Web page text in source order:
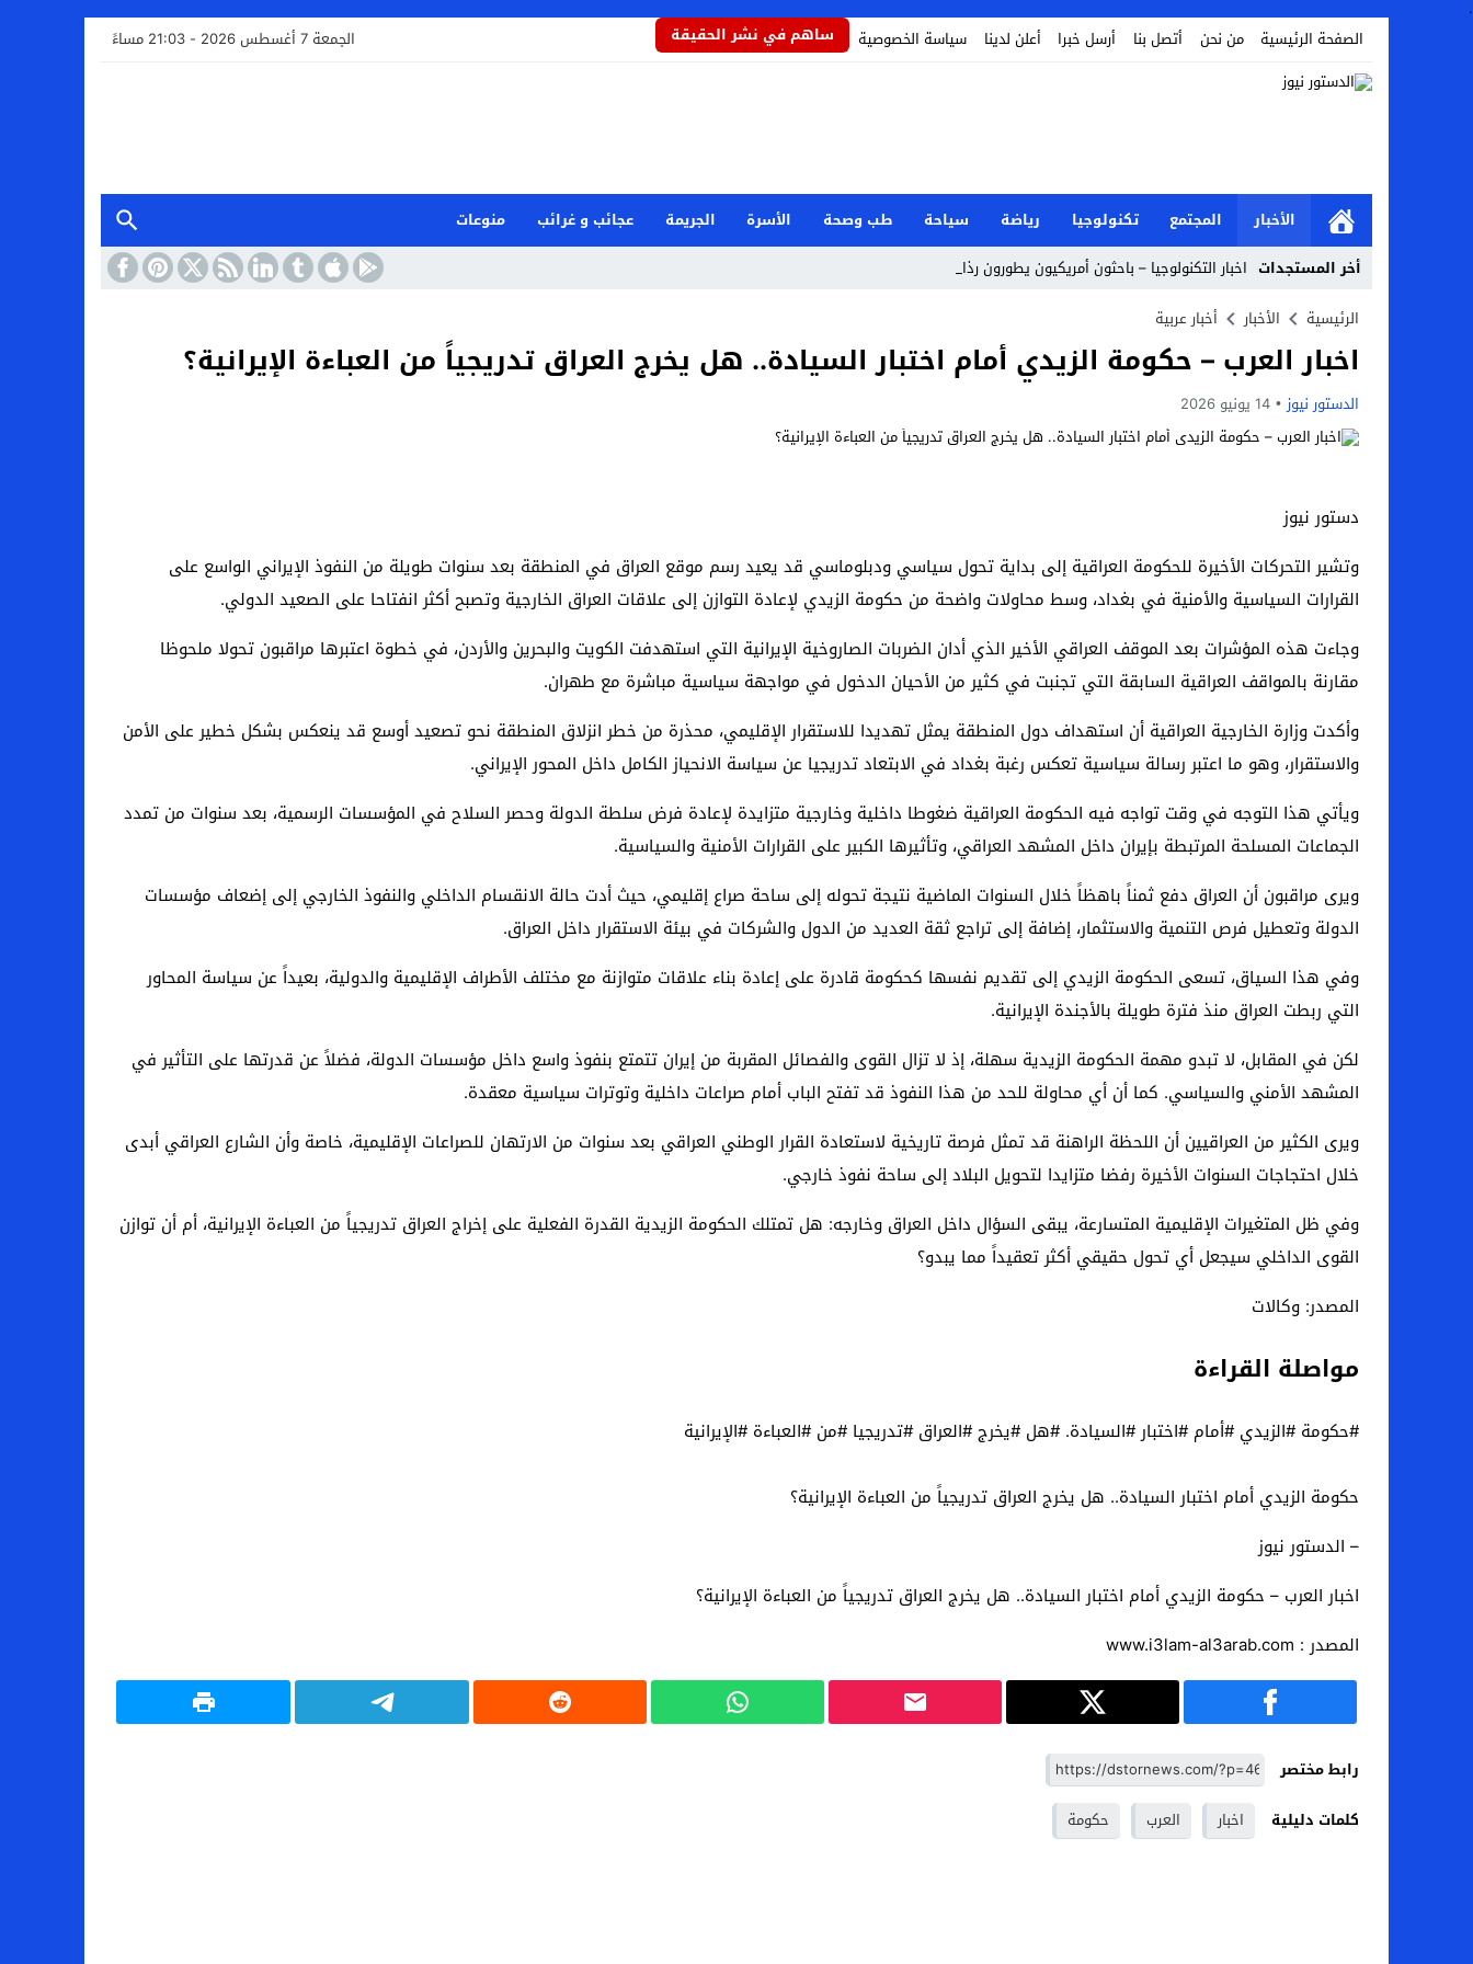
.
الصفحة الرئيسية
من نحن أتصل بنا أرسل خبرا أعلن لدينا سياسة الخصوصية ساهم في نشر الحقيقة الجمعة 7 أغسطس 2026 - 21:03 مساءً
الأخبار المجتمع تكنولوجيا رياضة سياحة طب وصحة الأسرة الجريمة عجائب و غرائب
منوعات
أخر المستجدات اخبار التكنولوجيا – باحثون أمريكيون يطورون رذاذاً يح_
Stop
Previous
Next
الرئيسية الأخبار أخبار عربية
اخبار العرب – حكومة الزيدي أمام اختبار السيادة.. هل يخرج العراق تدريجياً من العباءة الإيرانية؟
الدستور نيوز 14 يونيو 2026
دستور نيوز
وتشير التحركات الأخيرة للحكومة العراقية إلى بداية تحول سياسي ودبلوماسي قد يعيد رسم موقع العراق في المنطقة بعد سنوات طويلة من النفوذ الإيراني الواسع على
القرارات السياسية والأمنية في بغداد، وسط محاولات واضحة من حكومة الزيدي لإعادة التوازن إلى علاقات العراق الخارجية وتصبح أكثر انفتاحا على الصعيد الدولي.
وجاءت هذه المؤشرات بعد الموقف العراقي الأخير الذي أدان الضربات الصاروخية الإيرانية التي استهدفت الكويت والبحرين والأردن، في خطوة اعتبرها مراقبون تحولا ملحوظا
مقارنة بالمواقف العراقية السابقة التي تجنبت في كثير من الأحيان الدخول في مواجهة سياسية مباشرة مع طهران.
وأكدت وزارة الخارجية العراقية أن استهداف دول المنطقة يمثل تهديدا للاستقرار الإقليمي، محذرة من خطر انزلاق المنطقة نحو تصعيد أوسع قد ينعكس بشكل خطير على الأمن
والاستقرار، وهو ما اعتبر رسالة سياسية تعكس رغبة بغداد في الابتعاد تدريجيا عن سياسة الانحياز الكامل داخل المحور الإيراني.
ويأتي هذا التوجه في وقت تواجه فيه الحكومة العراقية ضغوطا داخلية وخارجية متزايدة لإعادة فرض سلطة الدولة وحصر السلاح في المؤسسات الرسمية، بعد سنوات من تمدد
الجماعات المسلحة المرتبطة بإيران داخل المشهد العراقي، وتأثيرها الكبير على القرارات الأمنية والسياسية.
ويرى مراقبون أن العراق دفع ثمناً باهظاً خلال السنوات الماضية نتيجة تحوله إلى ساحة صراع إقليمي، حيث أدت حالة الانقسام الداخلي والنفوذ الخارجي إلى إضعاف مؤسسات
الدولة وتعطيل فرص التنمية والاستثمار، إضافة إلى تراجع ثقة العديد من الدول والشركات في بيئة الاستقرار داخل العراق.
وفي هذا السياق، تسعى الحكومة الزيدي إلى تقديم نفسها كحكومة قادرة على إعادة بناء علاقات متوازنة مع مختلف الأطراف الإقليمية والدولية، بعيداً عن سياسة المحاور
التي ربطت العراق منذ فترة طويلة بالأجندة الإيرانية.
لكن في المقابل، لا تبدو مهمة الحكومة الزيدية سهلة، إذ لا تزال القوى والفصائل المقربة من إيران تتمتع بنفوذ واسع داخل مؤسسات الدولة، فضلاً عن قدرتها على التأثير في
المشهد الأمني ​​والسياسي. كما أن أي محاولة للحد من هذا النفوذ قد تفتح الباب أمام صراعات داخلية وتوترات سياسية معقدة.
ويرى الكثير من العراقيين أن اللحظة الراهنة قد تمثل فرصة تاريخية لاستعادة القرار الوطني العراقي بعد سنوات من الارتهان للصراعات الإقليمية، خاصة وأن الشارع العراقي أبدى
خلال احتجاجات السنوات الأخيرة رفضا متزايدا لتحويل البلاد إلى ساحة نفوذ خارجي.
وفي ظل المتغيرات الإقليمية المتسارعة، يبقى السؤال داخل العراق وخارجه: هل تمتلك الحكومة الزيدية القدرة الفعلية على إخراج العراق تدريجياً من العباءة الإيرانية، أم أن توازن
القوى الداخلي سيجعل أي تحول حقيقي أكثر تعقيداً مما يبدو؟
المصدر: وكالات
مواصلة القراءة
#حكومة #الزيدي #أمام #اختبار #السيادة. #هل #يخرج #العراق #تدريجيا #من #العباءة #الإيرانية
حكومة الزيدي أمام اختبار السيادة.. هل يخرج العراق تدريجياً من العباءة الإيرانية؟
– الدستور نيوز
اخبار العرب – حكومة الزيدي أمام اختبار السيادة.. هل يخرج العراق تدريجياً من العباءة الإيرانية؟
المصدر : www.i3lam-al3arab.com
رابط مختصر
كلمات دليلية
اخبار العرب حكومة